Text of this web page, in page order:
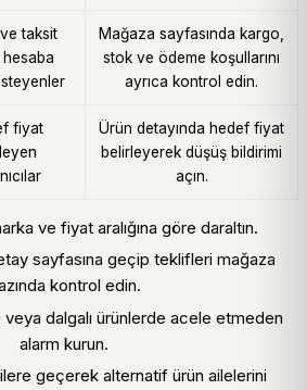
taksit
hesaba
Mağaza sayfasında kargo,
stok ve ödeme koşullarını
ayrıca kontrol edin.
fiyat
Ürün detayında hedef fiyat
belirleyerek düşüş bildirimi
açın.
ve fiyat aralığına göre daraltın.
sayfasına geçip teklifleri mağaza
kontrol edin.
veya dalgalı ürünlerde acele etmeden
alarm kurun.
geçerek alternatif ürün ailelerini